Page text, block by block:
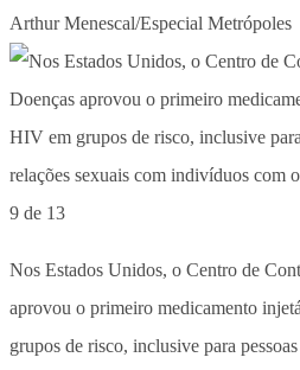
Arthur Menescal/Especial Metrópoles
9 de 13
Nos Estados Unidos, o Centro de
aprovou o primeiro medicamento
grupos de risco, inclusive para